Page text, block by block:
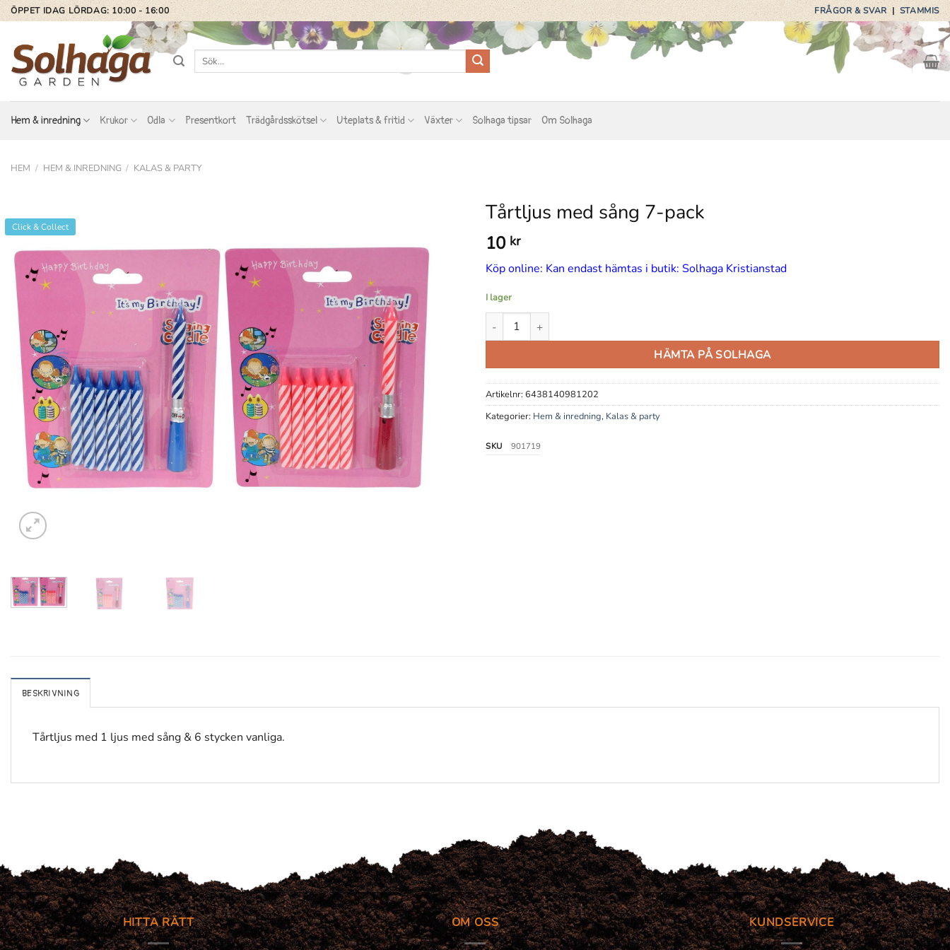
Skip
to
content
ÖPPET IDAG LÖRDAG: 10:00 - 16:00 FRÅGOR & SVAR|STAMMIS
Sök
Hem & inredning Krukor Odla Presentkort Trädgårdsskötsel Uteplats & fritid Växter Solhaga tipsar Om Solhaga
HEM / HEM & INREDNING / KALAS & PARTY
Click & Collect
Tårtljus med sång 7-pack
10 kr
Köp online: Kan endast hämtas i butik: Solhaga Kristianstad
I lager
Tårtljus med sång 7-pack mängd
HÄMTA PÅ SOLHAGA
Artikelnr: 6438140981202
Kategorier: Hem & inredning, Kalas & party
SKU 901719
BESKRIVNING
Tårtljus med 1 ljus med sång & 6 stycken vanliga.
HITTA RÄTT OM OSS KUNDSERVICE